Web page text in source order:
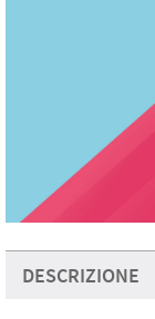
DESCRIZIONE